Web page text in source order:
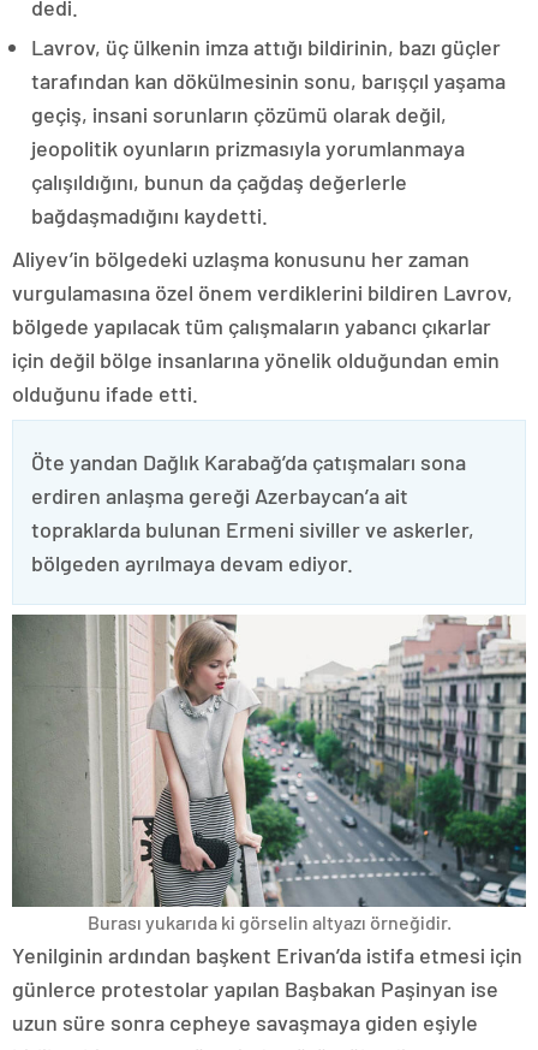
dedi.
Lavrov, üç ülkenin imza attığı bildirinin, bazı güçler
tarafından kan dökülmesinin sonu, barışçıl yaşama
geçiş, insani sorunların çözümü olarak değil,
jeopolitik oyunların prizmasıyla yorumlanmaya
çalışıldığını, bunun da çağdaş değerlerle
bağdaşmadığını kaydetti.
Aliyev’in bölgedeki uzlaşma konusunu her zaman
vurgulamasına özel önem verdiklerini bildiren Lavrov,
bölgede yapılacak tüm çalışmaların yabancı çıkarlar
için değil bölge insanlarına yönelik olduğundan emin
olduğunu ifade etti.
Öte yandan Dağlık Karabağ’da çatışmaları sona
erdiren anlaşma gereği Azerbaycan’a ait
topraklarda bulunan Ermeni siviller ve askerler,
bölgeden ayrılmaya devam ediyor.
Burası yukarıda ki görselin altyazı örneğidir.
Yenilginin ardından başkent Erivan’da istifa etmesi için
günlerce protestolar yapılan Başbakan Paşinyan ise
uzun süre sonra cepheye savaşmaya giden eşiyle